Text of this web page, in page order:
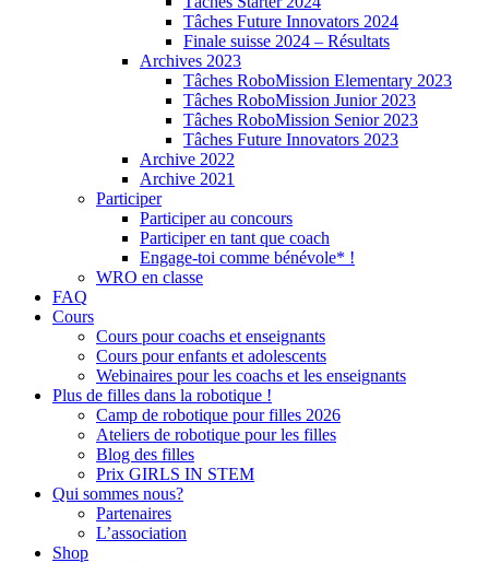
Tâches Future Innovators 2024
Finale suisse 2024 – Résultats
Archives 2023
Tâches RoboMission Elementary 2023
Tâches RoboMission Junior 2023
Tâches RoboMission Senior 2023
Tâches Future Innovators 2023
Archive 2022
Archive 2021
Participer
Participer au concours
Participer en tant que coach
Engage-toi comme bénévole* !
WRO en classe
FAQ
Cours
Cours pour coachs et enseignants
Cours pour enfants et adolescents
Webinaires pour les coachs et les enseignants
Plus de filles dans la robotique !
Camp de robotique pour filles 2026
Ateliers de robotique pour les filles
Blog des filles
Prix GIRLS IN STEM
Qui sommes nous?
Partenaires
L’association
Shop